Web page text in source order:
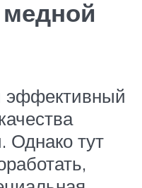
эффективный
Однако тут